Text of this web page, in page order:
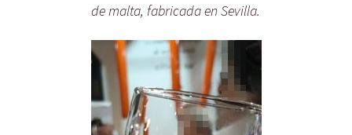
de malta, fabricada en Sevilla.